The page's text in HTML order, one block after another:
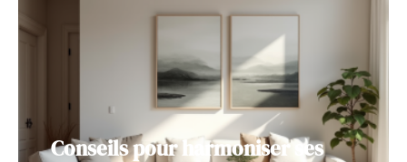
Conseils pour harmoniser ses